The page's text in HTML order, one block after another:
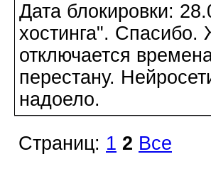
Дата блокировки:
хостинга". Спасибо.
отключается
перестану.
надоело.
Страниц: 1 2 Все